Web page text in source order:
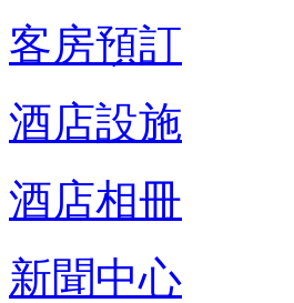
客房預訂
酒店設施
酒店相冊
新聞中心